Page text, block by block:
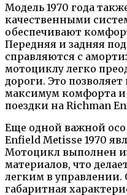
Модель 1970 года
качественными
обеспечивают
Передняя и задняя
справляются с
мотоциклу легко
дороги. Это
максимум комфорта и
поездки на Richman
Еще одной важной
Enfield Metisse 1970
Мотоцикл выполнен
материалов, что
легким в управлении.
габаритная